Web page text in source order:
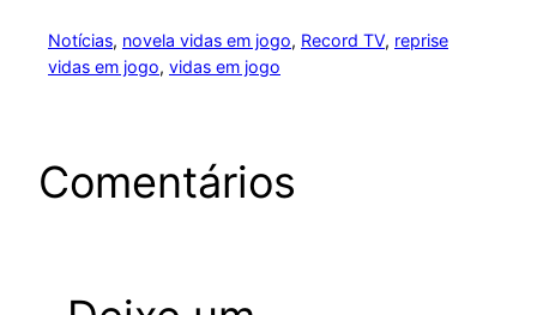
Notícias, novela vidas em jogo, Record TV, reprise
vidas em jogo, vidas em jogo
Comentários